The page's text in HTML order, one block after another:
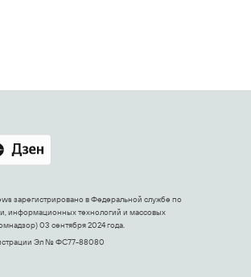
зарегистрировано в Федеральной службе по
информационных технологий и массовых
03 сентября 2024 года.
Эл № ФС77-88080